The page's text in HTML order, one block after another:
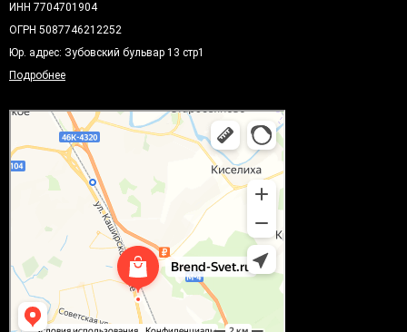
ИНН 7704701904
ОГРН 5087746212252
Юр. адрес: Зубовский бульвар 13 стр1
Подробнее